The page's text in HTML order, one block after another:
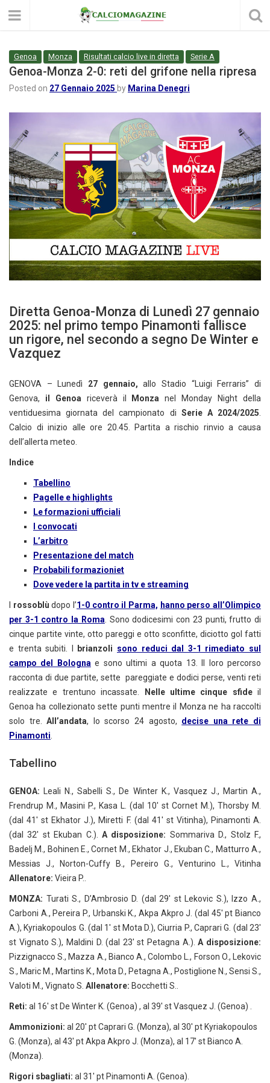
Genoa Monza Risultati calcio live in diretta Serie A
Genoa-Monza 2-0: reti del grifone nella ripresa
Posted on 27 Gennaio 2025 by Marina Denegri
Diretta Genoa-Monza di Lunedì 27 gennaio
2025: nel primo tempo Pinamonti fallisce
un rigore, nel secondo a segno De Winter e
Vazquez
GENOVA – Lunedì 27 gennaio, allo Stadio “Luigi Ferraris” di
Genova, il Genoariceverà il Monzanel Monday Night della
ventiduesima giornata del campionato di Serie A 2024/2025.
Calcio di inizio alle ore 20.45. Partita a rischio rinvio a causa
dell’allerta meteo.
Indice
Tabellino
Pagelle e highlights
Le formazioni ufficiali
I convocati
L’arbitro
Presentazione del match
Probabili formazioniet
Dove vedere la partita in tv e streaming
rossoblù dopo l’1-0 contro il Parma, hanno perso all’Olimpico
per 3-1 contro la Roma. Sono dodicesimi con 23 punti, frutto di
cinque partite vinte, otto pareggi e otto sconfitte, diciotto gol fatti
e trenta subiti. I brianzoli sono reduci dal 3-1 rimediato sul
campo del Bolognae sono ultimi a quota 13. Il loro percorso
racconta di due partite, sette pareggiate e dodici perse, venti reti
realizzate e trentuno incassate.
Nelle ultime cinque sfideil
Genoa ha collezionato sette punti mentre il Monza ne ha raccolti
solo tre.All’andata, lo scorso 24 agosto, decise una rete di
Pinamonti.
Tabellino
GENOA: Leali N., Sabelli S., De Winter K., Vasquez J., Martin A.,
Frendrup M., Masini P., Kasa L. (dal 10′ st Cornet M.), Thorsby M.
(dal 41′ st Ekhator J.), Miretti F. (dal 41′ st Vitinha), Pinamonti A.
(dal 32′ st Ekuban C.). A disposizione: Sommariva D., Stolz F.,
Badelj M., Bohinen E., Cornet M., Ekhator J., Ekuban C., Matturro A.,
Messias J., Norton-Cuffy B., Pereiro G., Venturino L., Vitinha
Allenatore: Vieira P..
MONZA: Turati S., D’Ambrosio D. (dal 29′ st Lekovic S.), Izzo A.,
Carboni A., Pereira P., Urbanski K., Akpa Akpro J. (dal 45′ pt Bianco
A.), Kyriakopoulos G. (dal 1′ st Mota D.), Ciurria P., Caprari G. (dal 23′
st Vignato S.), Maldini D. (dal 23′ st Petagna A.).A disposizione:
Pizzignacco S., Mazza A., Bianco A., Colombo L., Forson O., Lekovic
S., Maric M., Martins K., Mota D., Petagna A., Postiglione N., Sensi S.,
Valoti M., Vignato S. Allenatore: Bocchetti S..
Reti: al 16′ st De Winter K. (Genoa) , al 39′ st Vasquez J. (Genoa) .
Ammonizioni: al 20′ pt Caprari G. (Monza), al 30′ pt Kyriakopoulos
G. (Monza), al 43′ pt Akpa Akpro J. (Monza), al 17′ st Bianco A.
(Monza).
Rigori sbagliati: al 31′ pt Pinamonti A. (Genoa).